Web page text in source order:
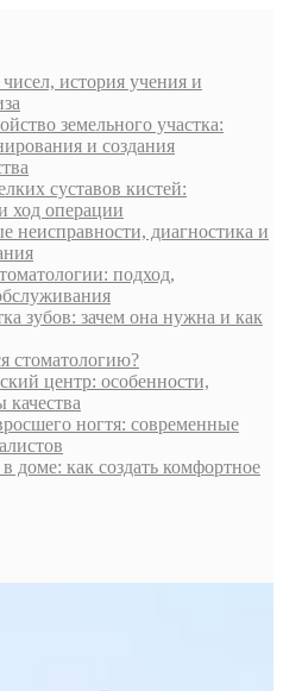
история учения и
земельного участка:
и создания
суставов кистей:
ход операции
неисправности, диагностика и
подход,
зубов: зачем она нужна и как
стоматологию?
центр: особенности,
качества
ногтя: современные
доме: как создать комфортное